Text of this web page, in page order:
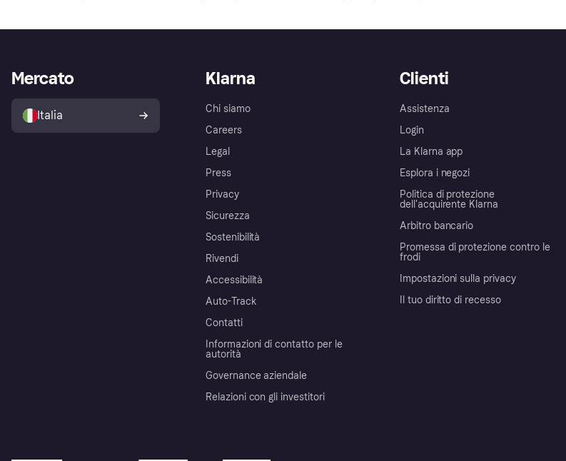
Klarna
Chi siamo
Careers
Legal
Press
Privacy
Sicurezza
Sostenibilità
Rivendi
Accessibilità
Auto-Track
Contatti
Informazioni di contatto per le
autorità
Governance aziendale
Relazioni con gli investitori
Clienti
Assistenza
Login
La Klarna app
Esplora i negozi
Politica di protezione
dell'acquirente Klarna
Arbitro bancario
Promessa di protezione contro le
frodi
Impostazioni sulla privacy
Il tuo diritto di recesso
Mercato
Italia